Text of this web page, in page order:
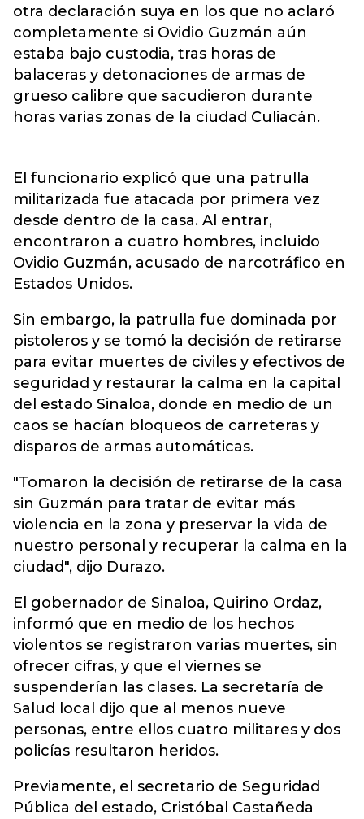
otra declaración suya en los que no aclaró
completamente si Ovidio Guzmán aún
estaba bajo custodia, tras horas de
balaceras y detonaciones de armas de
grueso calibre que sacudieron durante
horas varias zonas de la ciudad Culiacán.
El funcionario explicó que una patrulla
militarizada fue atacada por primera vez
desde dentro de la casa. Al entrar,
encontraron a cuatro hombres, incluido
Ovidio Guzmán, acusado de narcotráfico en
Estados Unidos.
Sin embargo, la patrulla fue dominada por
pistoleros y se tomó la decisión de retirarse
para evitar muertes de civiles y efectivos de
seguridad y restaurar la calma en la capital
del estado Sinaloa, donde en medio de un
caos se hacían bloqueos de carreteras y
disparos de armas automáticas.
"Tomaron la decisión de retirarse de la casa
sin Guzmán para tratar de evitar más
violencia en la zona y preservar la vida de
nuestro personal y recuperar la calma en la
ciudad", dijo Durazo.
El gobernador de Sinaloa, Quirino Ordaz,
informó que en medio de los hechos
violentos se registraron varias muertes, sin
ofrecer cifras, y que el viernes se
suspenderían las clases. La secretaría de
Salud local dijo que al menos nueve
personas, entre ellos cuatro militares y dos
policías resultaron heridos.
Previamente, el secretario de Seguridad
Pública del estado, Cristóbal Castañeda